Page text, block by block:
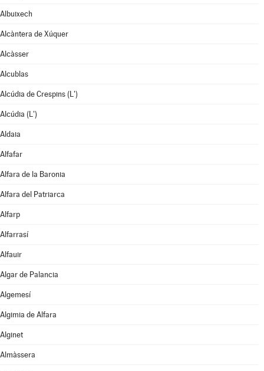
Albuixech
Alcàntera de Xúquer
Alcàsser
Alcublas
Alcúdia de Crespins (L')
Alcúdia (L')
Aldaia
Alfafar
Alfara de la Baronia
Alfara del Patriarca
Alfarp
Alfarrasí
Alfauir
Algar de Palancia
Algemesí
Algimia de Alfara
Alginet
Almàssera